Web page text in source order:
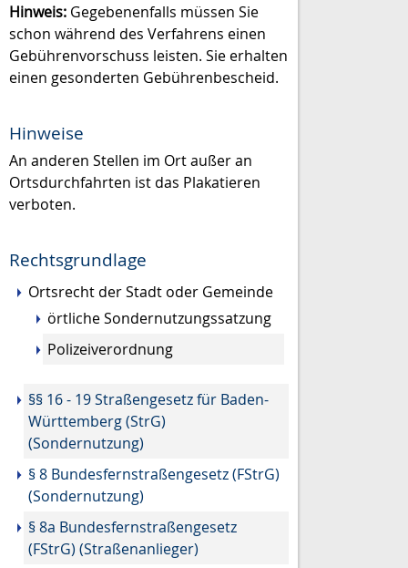
Hinweis: Gegebenenfalls müssen Sie
schon während des Verfahrens einen
Gebührenvorschuss leisten. Sie erhalten
einen gesonderten Gebührenbescheid.
Hinweise
An anderen Stellen im Ort außer an
Ortsdurchfahrten ist das Plakatieren
verboten.
Rechtsgrundlage
Ortsrecht der Stadt oder Gemeinde
örtliche Sondernutzungssatzung
Polizeiverordnung
§§ 16 - 19 Straßengesetz für Baden-
Württemberg (StrG)
(Sondernutzung)
§ 8 Bundesfernstraßengesetz (FStrG)
(Sondernutzung)
§ 8a Bundesfernstraßengesetz
(FStrG) (Straßenanlieger)